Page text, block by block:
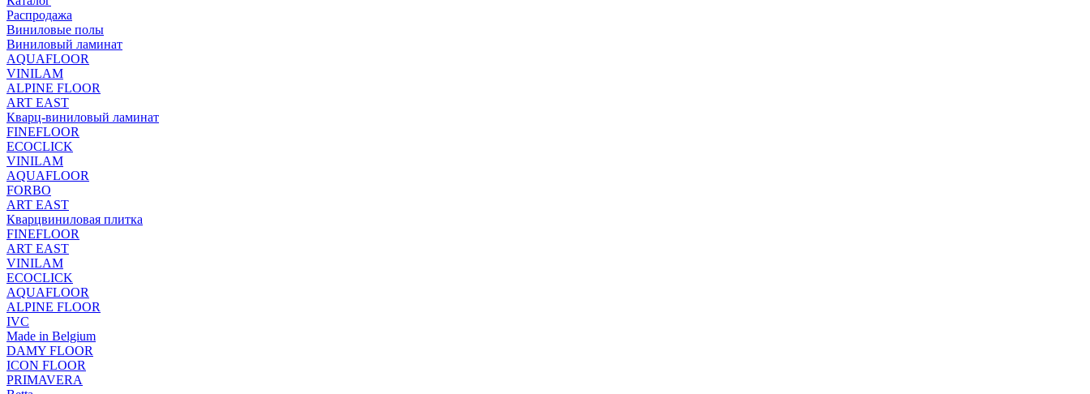
Распродажа
Виниловые полы
Виниловый ламинат
AQUAFLOOR
VINILAM
ALPINE FLOOR
ART EAST
Кварц-виниловый ламинат
FINEFLOOR
ECOCLICK
VINILAM
AQUAFLOOR
FORBO
ART EAST
Кварцвиниловая плитка
FINEFLOOR
ART EAST
VINILAM
ECOCLICK
AQUAFLOOR
ALPINE FLOOR
IVC
Made in Belgium
DAMY FLOOR
ICON FLOOR
PRIMAVERA